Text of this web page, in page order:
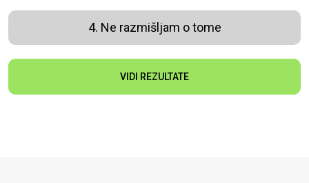
4. Ne razmišljam o tome
VIDI REZULTATE